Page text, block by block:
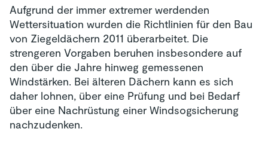
Aufgrund der immer extremer werdenden
Wettersituation wurden die Richtlinien für den Bau
von Ziegeldächern 2011 überarbeitet. Die
strengeren Vorgaben beruhen insbesondere auf
den über die Jahre hinweg gemessenen
Windstärken. Bei älteren Dächern kann es sich
daher lohnen, über eine Prüfung und bei Bedarf
über eine Nachrüstung einer Windsogsicherung
nachzudenken.